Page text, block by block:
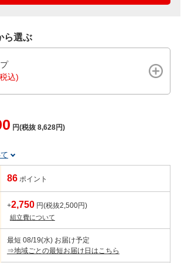
ら選ぶ
込)
円(税抜 8,628円)
86 ポイント
+2,750 円(税抜2,500円)
組立費について
最短 08/19(水) お届け予定
⇒地域ごとの最短お届け日はこちら